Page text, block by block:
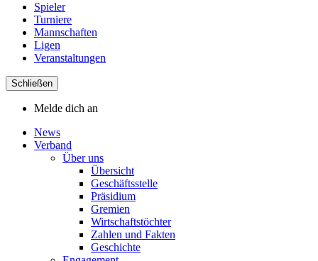
Spieler
Turniere
Mannschaften
Ligen
Veranstaltungen
Schließen
Melde dich an
News
Verband
Über uns
Übersicht
Geschäftsstelle
Präsidium
Gremien
Wirtschaftstöchter
Zahlen und Fakten
Geschichte